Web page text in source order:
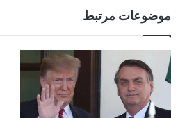
موضوعات مرتبط